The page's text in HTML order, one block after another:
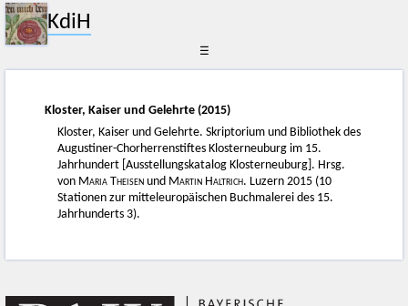
KdiH
☰
Kloster, Kaiser und Gelehrte (2015)
Kloster, Kaiser und Gelehrte. Skriptorium und Bibliothek des
Augustiner-Chorherrenstiftes Klosterneuburg im 15.
Jahrhundert [Ausstellungskatalog Klosterneuburg]. Hrsg.
von Maria Theisen und Martin Haltrich. Luzern 2015 (10
Stationen zur mitteleuropäischen Buchmalerei des 15.
Jahrhunderts 3).